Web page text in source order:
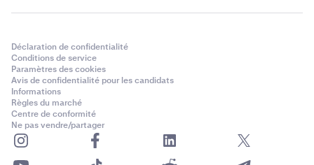
Déclaration de confidentialité
Conditions de service
Paramètres des cookies
Avis de confidentialité pour les candidats
Informations
Règles du marché
Centre de conformité
Ne pas vendre/partager